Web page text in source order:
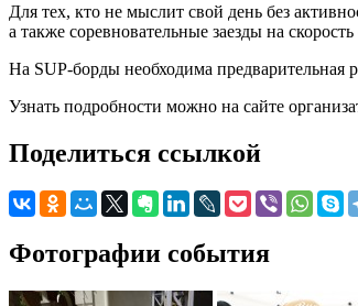
Для тех, кто не мыслит свой день без
а также соревновательные заезды на
На SUP-борды необходима предварительная
Узнать подробности можно на сайте
Поделиться ссылкой
Фотографии события